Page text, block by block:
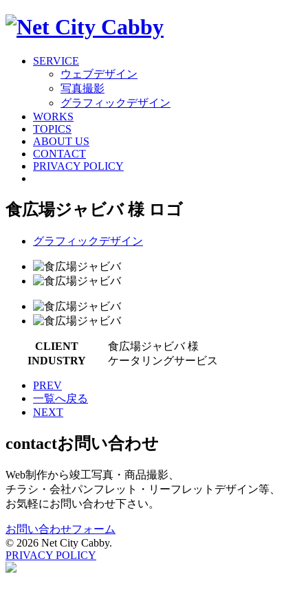
SERVICE
ウェブデザイン
写真撮影
グラフィックデザイン
WORKS
TOPICS
ABOUT US
CONTACT
PRIVACY POLICY
食広場ジャビバ 様 ロゴ
グラフィックデザイン
CLIENT
食広場ジャビバ 様
INDUSTRY
ケータリングサービス
PREV
一覧へ戻る
NEXT
contactお問い合わせ
Web制作から竣工写真・商品撮影、
チラシ・会社パンフレット・リーフレットデザイン等、
お気軽にお問い合わせ下さい。
お問い合わせフォーム
© 2026 Net City Cabby.
PRIVACY POLICY